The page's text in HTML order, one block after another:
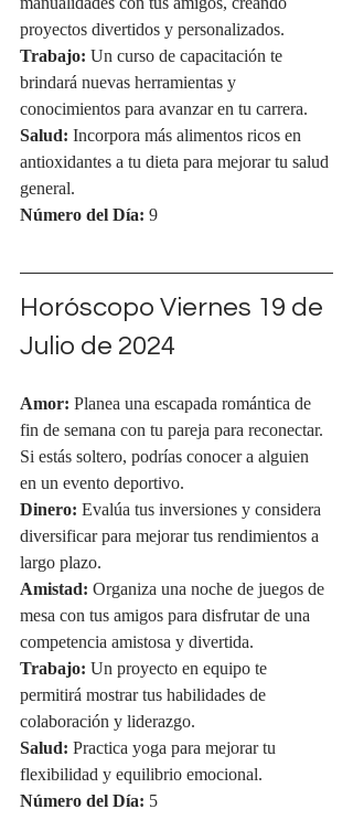
proyectos divertidos y personalizados.
Trabajo: Un curso de capacitación te
brindará nuevas herramientas y
conocimientos para avanzar en tu carrera.
Salud: Incorpora más alimentos ricos en
antioxidantes a tu dieta para mejorar tu salud
general.
Número del Día: 9
Horóscopo Viernes 19 de
Julio de 2024
Amor: Planea una escapada romántica de
fin de semana con tu pareja para reconectar.
Si estás soltero, podrías conocer a alguien
en un evento deportivo.
Dinero: Evalúa tus inversiones y considera
diversificar para mejorar tus rendimientos a
largo plazo.
Amistad: Organiza una noche de juegos de
mesa con tus amigos para disfrutar de una
competencia amistosa y divertida.
Trabajo: Un proyecto en equipo te
permitirá mostrar tus habilidades de
colaboración y liderazgo.
Salud: Practica yoga para mejorar tu
flexibilidad y equilibrio emocional.
Número del Día: 5